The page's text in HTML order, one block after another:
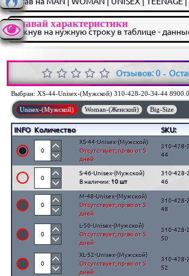
Узнавай характеристики
кликнув на нужную строку в таблице -
Отзывов: 0 -
Выбран: XS-44-Unisex-(Мужской) 310-428-20-34-44
Unisex-(Мужской) Woman-(Женский) Big-Size
INFO Количество SKU:
XS-44-Unisex-(Мужской)
Отсутствует; пр-во от 5
дней
310-428-
44
S-46-Unisex-(Мужской)
В наличии: 10 шт
310-428-
46
M-48-Unisex-(Мужской)
Отсутствует; пр-во от 5
дней
310-428-
48
L-50-Unisex-(Мужской)
Отсутствует; пр-во от 5
дней
310-428-
50
XL-52-Unisex-(Мужской)
Отсутствует; пр-во от 5
дней
310-428-
52